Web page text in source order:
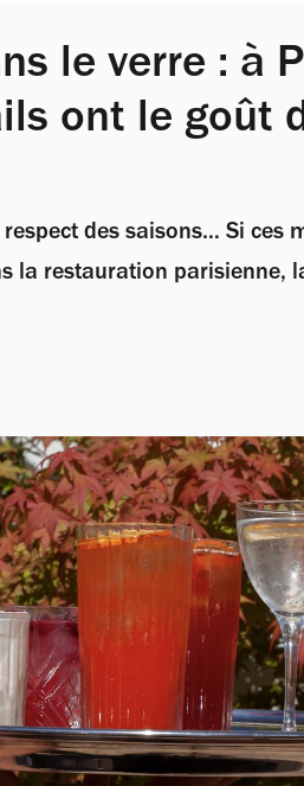
le verre : à
ont le goût
des saisons… Si ces
la restauration parisienne,